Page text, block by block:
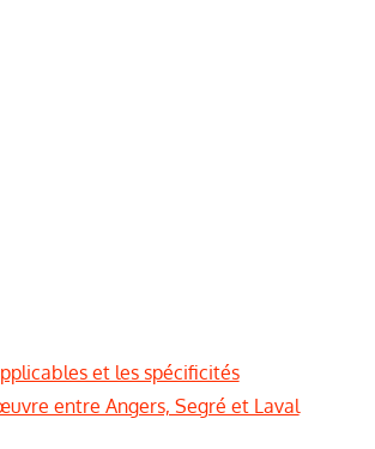
et les spécificités
entre Angers, Segré et Laval